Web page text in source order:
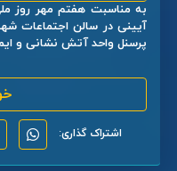
به مناسبت هفتم مهر روز
آیینی در سالن اجتماعات
پرسنل واحد آتش نشانی و
اشتراک گذاری: